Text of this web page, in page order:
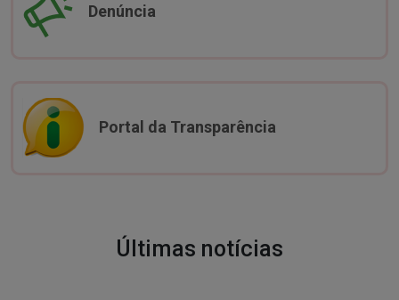
Denúncia
Portal da Transparência
Últimas notícias